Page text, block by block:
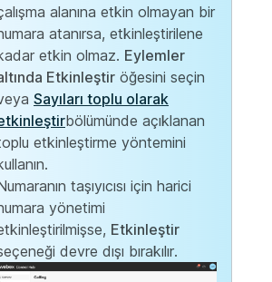
alanına etkin olmayan bir
atanırsa, etkinleştirilene
etkin olmaz. Eylemler
Etkinleştir öğesini seçin
Sayıları toplu olarak
bölümünde açıklanan
etkinleştirme yöntemini
taşıyıcısı için harici
yönetimi
Etkinleştir
devre dışı bırakılır.